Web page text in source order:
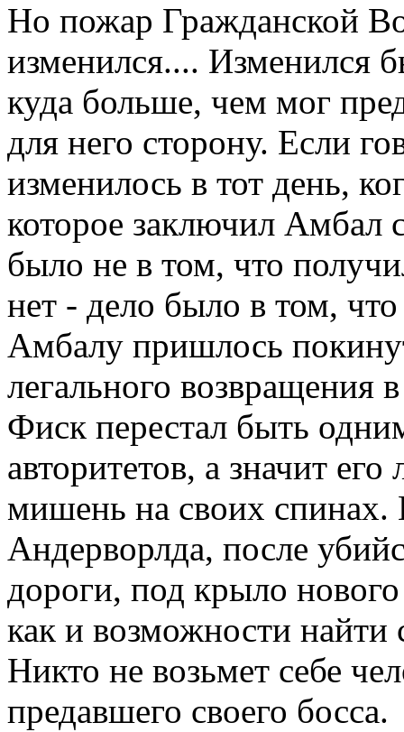
Но пожар Гражданской
изменился.... Изменился
куда больше, чем мог
для него сторону. Если
изменилось в тот день,
которое заключил
было не в том, что
нет - дело было в том,
Амбалу пришлось
легального
Фиск перестал быть
авторитетов, а значит
мишень на своих спинах.
Андерворлда, после
дороги, под крыло
как и возможности найти
Никто не возьмет себе
предавшего своего босса.